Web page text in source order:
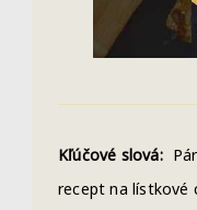
Kľúčové slová:
recept na lístkové